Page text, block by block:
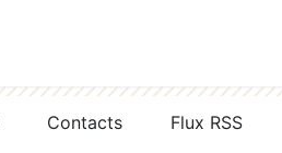
Contacts Flux RSS